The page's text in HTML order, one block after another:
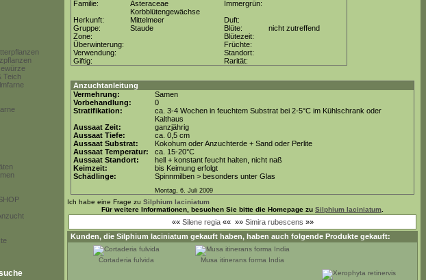
Teich
Familie:
Asteraceae
Korbblütengewächse
Immergrün:
Herkunft:
Mittelmeer
Duft:
Gruppe:
Staude Blüte:
nicht zutreffend
Zone:
Blütezeit:
Überwinterung:
Früchte:
Verwendung:
Standort:
Giftig:
Rarität:
Anzuchtanleitung
Vermehrung:
Samen
Vorbehandlung:
0
Stratifikation:
ca. 3-4 Wochen in feuchtem Substrat bei 2-5°C im Kühlschrank oder
Kalthaus
Aussaat Zeit:
ganzjährig
Aussaat Tiefe:
ca. 0,5 cm
Aussaat Substrat:
Kokohum oder Anzuchterde + Sand oder Perlite
Aussaat Temperatur:
ca. 15-20°C
Aussaat Standort:
hell + konstant feucht halten, nicht naß
Keimzeit:
bis Keimung erfolgt
Schädlinge:
Spinnmilben > besonders unter Glas
Montag, 6. Juli 2009
Ich habe eine Frage zu Silphium laciniatum
Für weitere Informationen, besuchen Sie bitte die Homepage zu Silphium laciniatum
«« Silene regia«« »» Simira rubescens »»
Kunden, die Silphium laciniatum gekauft haben, haben auch folgende Produkte gekauft:
Cortaderia fulvida Musa itinerans forma India